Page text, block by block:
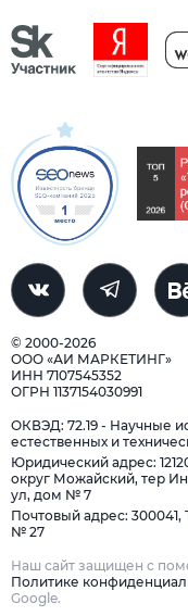
© 2000-2026
ООО «АИ МАРКЕТИНГ»
ИНН 7107545352
ОГРН 1137154030991
ОКВЭД: 72.19 - Научные
естественных и
Юридический адрес:
округ Можайский, тер
ул, дом № 7
Почтовый адрес: 300041,
№ 27
Наш сайт защищен с
Политике
Google.